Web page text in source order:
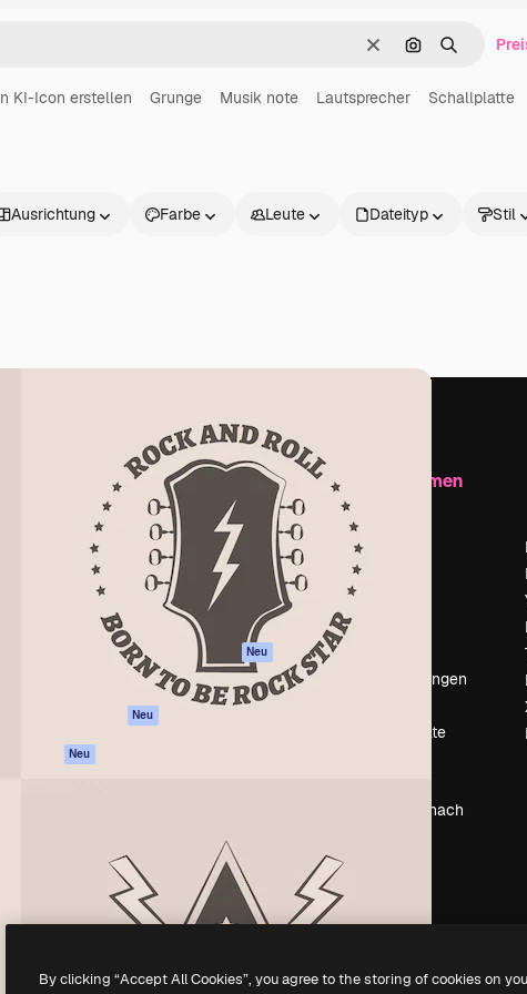
LöschenNach Bild
Suchen
KI-Icon erstellen Grunge Musik note Lautsprecher Schallplatte
Ausrichtung Farbe Leute Dateityp Stil
KI-Assistent
KI-Bildgenerator
KI-Videogenerator
Stimmengenerator
Neu
Neu
Loslegen
Academy
Dokumentation
Support
AGB
Datenschutzerklärung
Originale
Neu
Cookie-Richtlinie
Vertrauenszentrum
Unternehmen
Preise
Über uns
Reviews
Karriere
Veranstaltungen
Deine Inhalte
Suchst du nach
Alle Rechte vorbehalten.
By clicking “Accept All Cookies”, you agree to the storing of cookies on